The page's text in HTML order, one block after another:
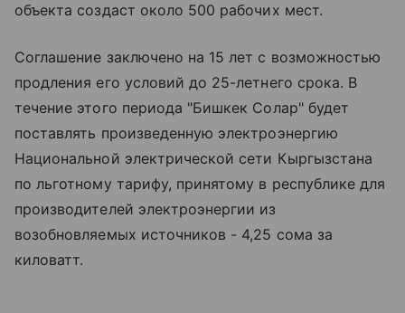
объекта создаст около 500 рабочих мест.
Соглашение заключено на 15 лет с возможностью
продления его условий до 25-летнего срока. В
течение этого периода "Бишкек Солар" будет
поставлять произведенную электроэнергию
Национальной электрической сети Кыргызстана
по льготному тарифу, принятому в республике для
производителей электроэнергии из
возобновляемых источников - 4,25 сома за
киловатт.